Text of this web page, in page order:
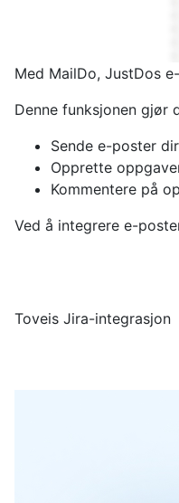
Med MailDo, JustDos
Denne funksjonen gjør
Sende e-poster
Opprette
Kommentere på
Ved å integrere e-
Toveis Jira-integrasjon